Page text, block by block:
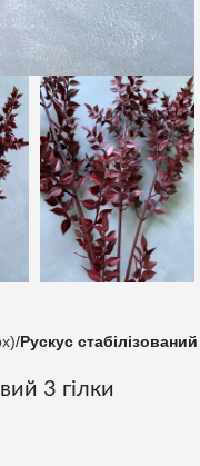
Рускус стабілізований
3 гілки